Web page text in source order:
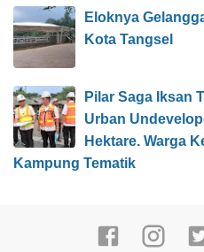
Eloknya
Kota Tangsel
Pilar Saga Iksan
Urban
Hektare. Warga
Kampung Tematik